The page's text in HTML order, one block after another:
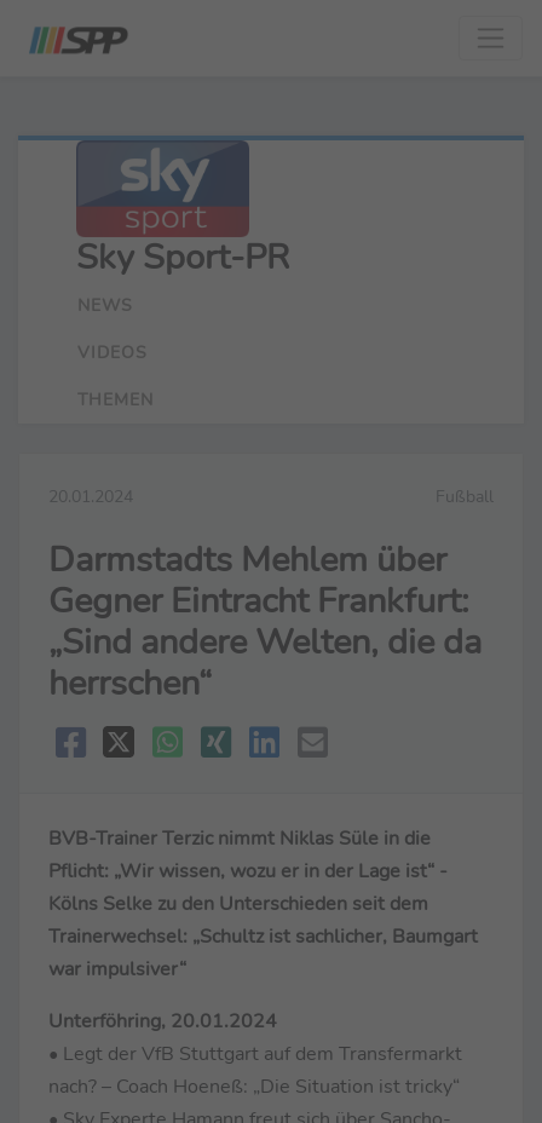
Sky Sport-PR
NEWS
VIDEOS
THEMEN
20.01.2024 Fußball
Darmstadts Mehlem über
Gegner Eintracht Frankfurt:
„Sind andere Welten, die da
herrschen“
BVB-Trainer Terzic nimmt Niklas Süle in die
Pflicht: „Wir wissen, wozu er in der Lage ist“ -
Kölns Selke zu den Unterschieden seit dem
Trainerwechsel: „Schultz ist sachlicher, Baumgart
war impulsiver“
Unterföhring, 20.01.2024
• Legt der VfB Stuttgart auf dem Transfermarkt
nach? – Coach Hoeneß: „Die Situation ist tricky“